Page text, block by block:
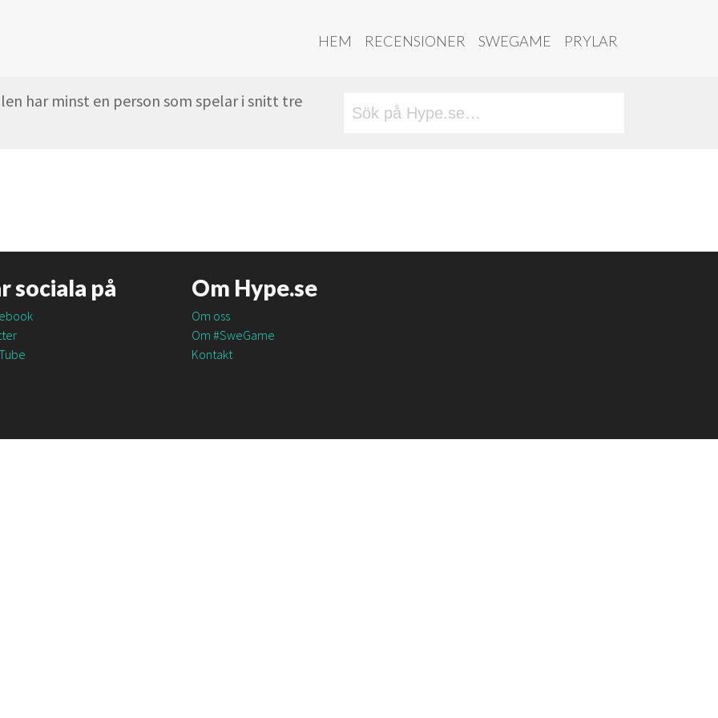
HEM RECENSIONER SWEGAME PRYLAR
har minst en person som spelar i snitt tre
sociala på Om Hype.se
Om oss
Om #SweGame
Kontakt